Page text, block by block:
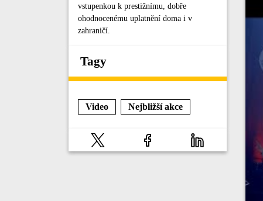
vstupenkou k prestižnímu, dobře
ohodnocenému uplatnění doma i v
zahraničí.
Tagy
Video Nejbližší akce